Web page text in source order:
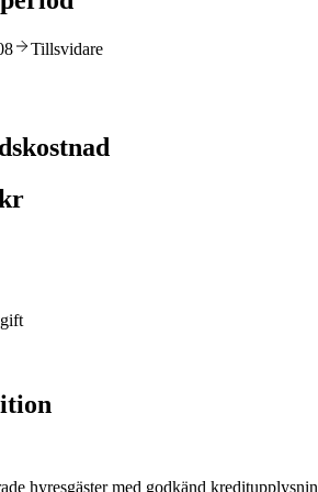
Tillsvidare
hyresgäster med godkänd